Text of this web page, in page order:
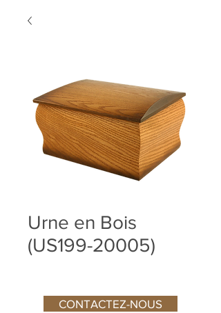
Urne en Bois
(US199-20005)
CONTACTEZ-NOUS